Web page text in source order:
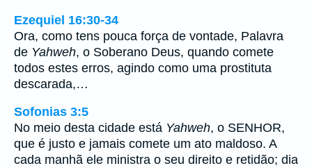
Ezequiel 16:30-34
Ora, como tens pouca força de vontade, Palavra
de Yahweh, o Soberano Deus, quando comete
todos estes erros, agindo como uma prostituta
descarada,…
Sofonias 3:5
No meio desta cidade está Yahweh, o SENHOR,
que é justo e jamais comete um ato maldoso. A
cada manhã ele ministra o seu direito e retidão; dia